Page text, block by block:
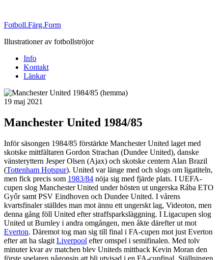
Fotboll.Färg.Form
Illustrationer av fotbollströjor
Info
Kontakt
Länkar
Publicerat
19 maj 2021
Manchester United 1984/85
Inför säsongen 1984/85 förstärkte Manchester United laget med
skotske mittfältaren Gordon Strachan (Dundee United), danske
vänsteryttern Jesper Olsen (Ajax) och skotske centern Alan Brazil
(Tottenham Hotspur). United var länge med och slogs om ligatiteln,
men fick precis som 1983/84 nöja sig med fjärde plats. I UEFA-
cupen slog Manchester United under hösten ut ungerska Rába ETO
Győr samt PSV Eindhoven och Dundee United. I vårens
kvartsfinaler ställdes man mot ännu ett ungerskt lag, Videoton, men
denna gång föll United efter straffsparksläggning. I Ligacupen slog
United ut Burnley i andra omgången, men åkte därefter ut mot
Everton. Däremot tog man sig till final i FA-cupen mot just Everton
efter att ha slagit Liverpool efter omspel i semifinalen. Med tolv
minuter kvar av matchen blev Uniteds mittback Kevin Moran den
förste spelaren någonsin att bli utvisad i en FA-cupfinal. Ställningen